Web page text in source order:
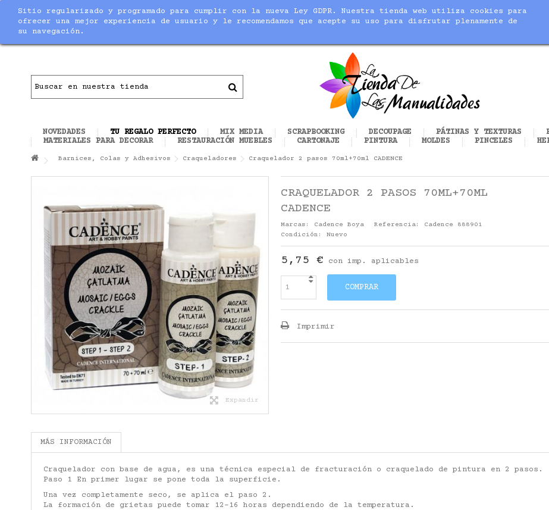
Notice : Undefined index: max_amount in/home/nuevaltm/public_html/modules/sequracheckout/lib/
Sitio regularizado y programado para cumplir con la nueva Ley GDPR. Nuestra tienda web utiliza cookies para
ofrecer una mejor experiencia de usuario y le recomendamos que acepte su uso para disfrutar plenamente de
su navegación.
Contacto
NOVEDADES TU REGALO PERFECTO MIX MEDIA SCRAPBOOKING DECOUPAGE PÁTINAS Y TEXTURAS
MATERIALES PARA DECORAR
RESTAURACIÓN MUEBLES CARTONAJE PINTURA MOLDES PINCELES
Barnices, Colas y Adhesivos Craqueladores Craquelador 2 pasos 70ml+70ml CADENCE
Expandir
CRAQUELADOR 2 PASOS 70ML+70ML
CADENCE
Marcas: Cadence Boya Referencia:
Cadence 888901
Condición:
Nuevo
5,75 € con imp. aplicables
COMPRAR
Imprimir
MÁS INFORMACIÓN
Craquelador con base de agua, es una técnica especial de fracturación o craquelado de pintura en 2 pasos.
Paso 1 En primer lugar se pone toda la superficie.
Una vez completamente seco, se aplica el paso 2.
La formación de grietas puede tomar 12-16 horas dependiendo de la temperatura.